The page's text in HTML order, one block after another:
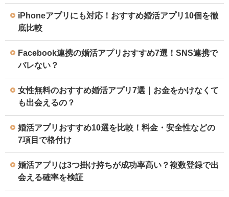
iPhoneアプリにも対応！おすすめ婚活アプリ10個を徹
底比較
Facebook連携の婚活アプリおすすめ7選！SNS連携で
バレない？
女性無料のおすすめ婚活アプリ7選｜お金をかけなくて
も出会えるの？
婚活アプリおすすめ10選を比較！料金・安全性などの
7項目で格付け
婚活アプリは3つ掛け持ちが成功率高い？複数登録で出
会える確率を検証